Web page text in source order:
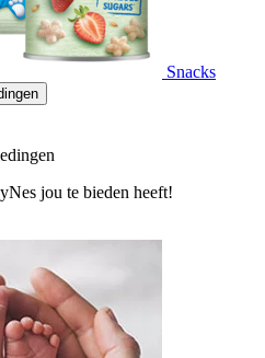
Snacks
jou te bieden heeft!